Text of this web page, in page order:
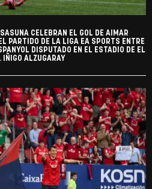
CELEBRAN EL GOL DE AIMAR
PARTIDO DE LA LIGA EA SPORTS ENTRE
DISPUTADO EN EL ESTADIO DE EL
IÑIGO ALZUGARAY